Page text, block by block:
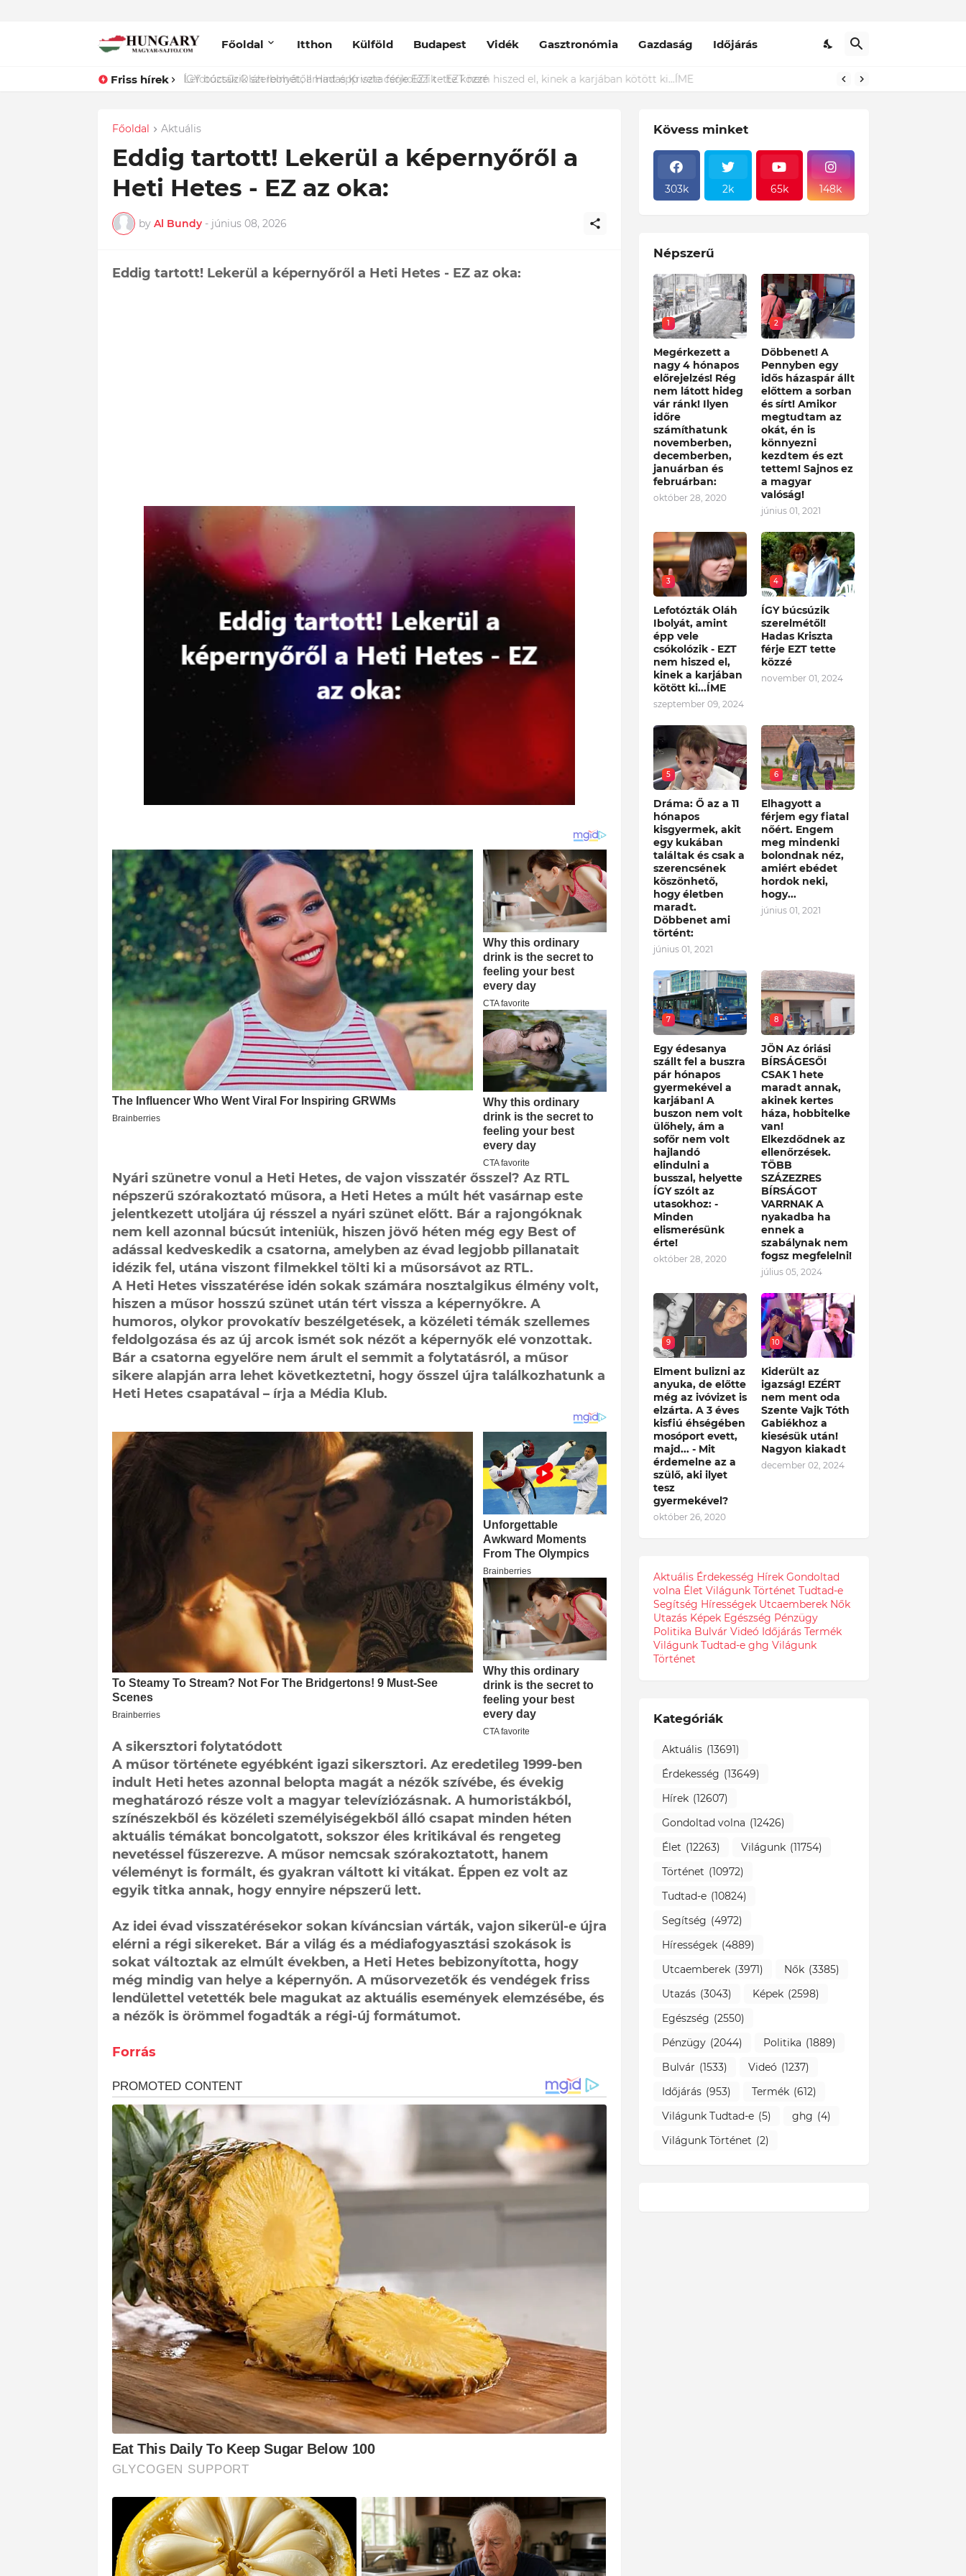
Főoldal Itthon Külföld Budapest Vidék Gasztronómia Gazdaság Időjárás
Friss hírek ÍGY búcsúzik szerelmétől! Hadas Kriszta férje EZT tette közzé
Főoldal Aktuális
Eddig tartott! Lekerül a képernyőről a
Heti Hetes - EZ az oka:
by Al Bundy - június 08, 2026
Eddig tartott! Lekerül a képernyőről a Heti Hetes - EZ az oka:
Nyári szünetre vonul a Heti Hetes, de vajon visszatér ősszel? Az RTL
népszerű szórakoztató műsora, a Heti Hetes a múlt hét vasárnap este
jelentkezett utoljára új résszel a nyári szünet előtt. Bár a rajongóknak
nem kell azonnal búcsút inteniük, hiszen jövő héten még egy Best of
adással kedveskedik a csatorna, amelyben az évad legjobb pillanatait
idézik fel, utána viszont filmekkel tölti ki a műsorsávot az RTL.
A Heti Hetes visszatérése idén sokak számára nosztalgikus élmény volt,
hiszen a műsor hosszú szünet után tért vissza a képernyőkre. A
humoros, olykor provokatív beszélgetések, a közéleti témák szellemes
feldolgozása és az új arcok ismét sok nézőt a képernyők elé vonzottak.
Bár a csatorna egyelőre nem árult el semmit a folytatásról, a műsor
sikere alapján arra lehet következtetni, hogy ősszel újra találkozhatunk a
Heti Hetes csapatával – írja a Média Klub.
A sikersztori folytatódott
A műsor története egyébként igazi sikersztori. Az eredetileg 1999-ben
indult Heti hetes azonnal belopta magát a nézők szívébe, és évekig
meghatározó része volt a magyar televíziózásnak. A humoristákból,
színészekből és közéleti személyiségekből álló csapat minden héten
aktuális témákat boncolgatott, sokszor éles kritikával és rengeteg
nevetéssel fűszerezve. A műsor nemcsak szórakoztatott, hanem
véleményt is formált, és gyakran váltott ki vitákat. Éppen ez volt az
egyik titka annak, hogy ennyire népszerű lett.
Az idei évad visszatérésekor sokan kíváncsian várták, vajon sikerül-e újra
elérni a régi sikereket. Bár a világ és a médiafogyasztási szokások is
sokat változtak az elmúlt években, a Heti Hetes bebizonyította, hogy
még mindig van helye a képernyőn. A műsorvezetők és vendégek friss
lendülettel vetették bele magukat az aktuális események elemzésébe, és
a nézők is örömmel fogadták a régi-új formátumot.
Forrás
Kövess minket
303k 2k 65k 148k
Népszerű
1
Megérkezett a
nagy 4 hónapos
előrejelzés! Rég
nem látott hideg
vár ránk! Ilyen
időre
számíthatunk
novemberben,
decemberben,
januárban és
februárban:
október 28, 2020
2
Döbbenet! A
Pennyben egy
idős házaspár állt
előttem a sorban
és sírt! Amikor
megtudtam az
okát, én is
könnyezni
kezdtem és ezt
tettem! Sajnos ez
a magyar
valóság!
június 01, 2021
3
Lefotózták Oláh
Ibolyát, amint
épp vele
csókolózik - EZT
nem hiszed el,
kinek a karjában
kötött ki...ÍME
szeptember 09, 2024
4
ÍGY búcsúzik
szerelmétől!
Hadas Kriszta
férje EZT tette
közzé
november 01, 2024
5
Dráma: Ő az a 11
hónapos
kisgyermek, akit
egy kukában
találtak és csak a
szerencsének
köszönhető,
hogy életben
maradt.
Döbbenet ami
történt:
június 01, 2021
6
Elhagyott a
férjem egy fiatal
nőért. Engem
meg mindenki
bolondnak néz,
amiért ebédet
hordok neki,
hogy...
június 01, 2021
7
Egy édesanya
szállt fel a buszra
pár hónapos
gyermekével a
karjában! A
buszon nem volt
ülőhely, ám a
sofőr nem volt
hajlandó
elindulni a
busszal, helyette
ÍGY szólt az
utasokhoz: -
Minden
elismerésünk
érte!
október 28, 2020
8
JÖN Az óriási
BÍRSÁGESŐ!
CSAK 1 hete
maradt annak,
akinek kertes
háza, hobbitelke
van!
Elkezdődnek az
ellenőrzések.
TÖBB
SZÁZEZRES
BÍRSÁGOT
VARRNAK A
nyakadba ha
ennek a
szabálynak nem
fogsz megfelelni!
július 05, 2024
9
Elment bulizni az
anyuka, de előtte
még az ivóvizet is
elzárta. A 3 éves
kisfiú éhségében
mosóport evett,
majd... - Mit
érdemelne az a
szülő, aki ilyet
tesz
gyermekével?
október 26, 2020
10
Kiderült az
igazság! EZÉRT
nem ment oda
Szente Vajk Tóth
Gabiékhoz a
kiesésük után!
Nagyon kiakadt
december 02, 2024
Aktuális Érdekesség Hírek Gondoltad
volna Élet Világunk Történet Tudtad-e
Segítség Hírességek Utcaemberek Nők
Utazás Képek Egészség Pénzügy
Politika Bulvár Videó Időjárás Termék
Világunk Tudtad-e ghg Világunk
Történet
Kategóriák
Aktuális (13691)
Érdekesség (13649)
Hírek (12607)
Gondoltad volna (12426)
Élet (12263) Világunk (11754)
Történet (10972)
Tudtad-e (10824)
Segítség (4972)
Hírességek (4889)
Utcaemberek (3971) Nők (3385)
Utazás (3043) Képek (2598)
Egészség (2550)
Pénzügy (2044) Politika (1889)
Bulvár (1533) Videó (1237)
Időjárás (953) Termék (612)
Világunk Tudtad-e (5) ghg (4)
Világunk Történet (2)